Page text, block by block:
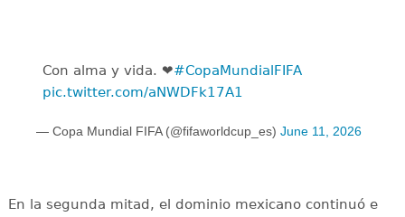
Con alma y vida. ❤️#CopaMundialFIFA
pic.twitter.com/aNWDFk17A1
— Copa Mundial FIFA (@fifaworldcup_es) June 11, 2026
En la segunda mitad, el dominio mexicano continuó e